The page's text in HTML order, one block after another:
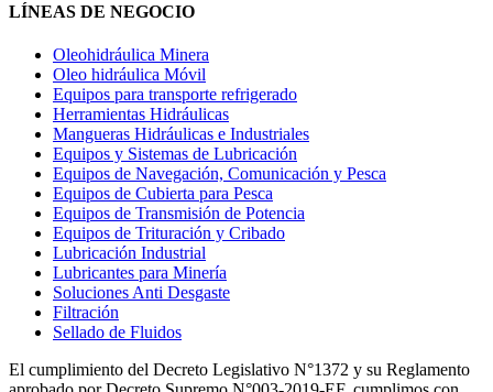
LÍNEAS DE NEGOCIO
Oleohidráulica Minera
Oleo hidráulica Móvil
Equipos para transporte refrigerado
Herramientas Hidráulicas
Mangueras Hidráulicas e Industriales
Equipos y Sistemas de Lubricación
Equipos de Navegación, Comunicación y Pesca
Equipos de Cubierta para Pesca
Equipos de Transmisión de Potencia
Equipos de Trituración y Cribado
Lubricación Industrial
Lubricantes para Minería
Soluciones Anti Desgaste
Filtración
Sellado de Fluidos
El cumplimiento del Decreto Legislativo N°1372 y su Reglamento